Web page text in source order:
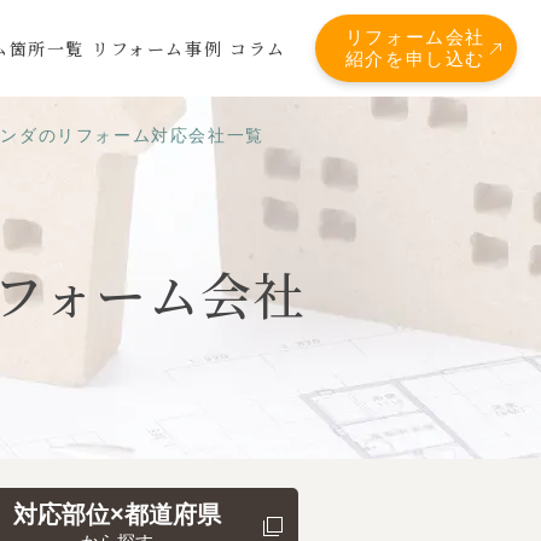
箇所一覧 リフォーム事例 コラム
リフォーム会社
紹介を申し込む
ダのリフォーム対応会社一覧
ォーム会社
対応部位×都道府県